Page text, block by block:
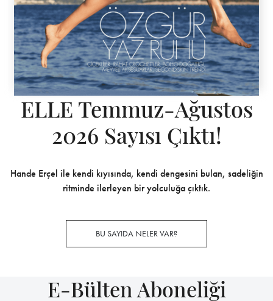
ELLE Temmuz-Ağustos
2026 Sayısı Çıktı!
Hande Erçel ile kendi kıyısında, kendi dengesini bulan, sadeliğin
ritminde ilerleyen bir yolculuğa çıktık.
BU SAYIDA NELER VAR?
E-Bülten Aboneliği